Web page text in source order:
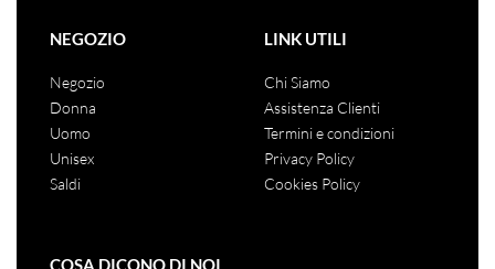
NEGOZIO
Negozio
Donna
Uomo
Unisex
Saldi
LINK UTILI
Chi Siamo
Assistenza Clienti
Termini e condizioni
Privacy Policy
Cookies Policy
COSA DICONO DI NOI